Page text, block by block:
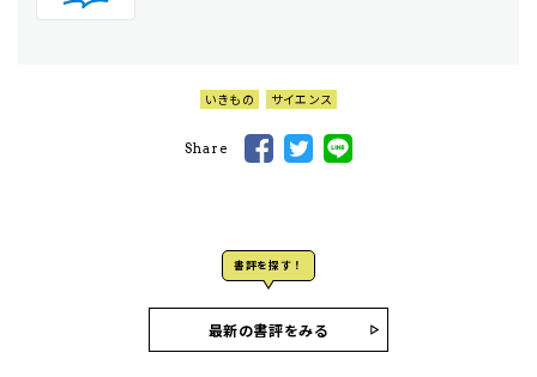
いきもの サイエンス
Share
書評を探す！
最新の書評をみる